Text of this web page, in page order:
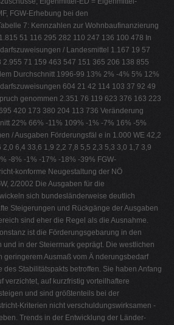
FGW-Erhebung bei den
7: Kennzahlen zur Wohnbaufinanzierung
51 116 295 282 110 247 136 100 478 In
/ Landesmittel 1.167 19 57
2.955 71 159 463 547 151 365 206 138 855
Durchschnitt 1996-99 13% 2% -4% 5% 12%
604 21 42 114 103 37 92 49
genommen 2.351 76 119 623 376 163 223
420 173 380 204 113 736 Veränderung
22% 66% -11% 109% -1% -7% 16% -5%
/ Ausgaben Förderungsfäl e in 1.000 WE 42,2
6,4 33,6 1,9 2,2 7,8 5,5 2,3 5,3 3,0 1,7 3,9
-8% -1% -17% -18% -39% FGW-
konforme Neugestaltung der NÖ
2/2002 Die Ausgaben für die
sich bundesländerweise deutlich
Steigerungen und Rückgänge der Ausgaben
sind eher die Regel als die Ausnahme.
ist die Förderungsgebarung in den
in der Steiermark geprägt. Die westlichen
geringerem Ausmaß vom Ä nderungsbedarf
des Stabilitätspakts betroffen. Sie haben Anfang
verzichtet, auf kurzfristig vorteilhaftere
und sind größtenteils bei der
Kriterien nicht verschuldungswirksamen -
Trends in der Entwicklung der Länder-